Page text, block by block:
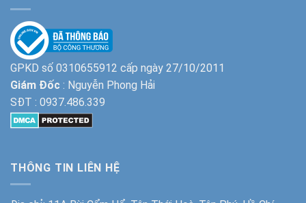
GPKD số 0310655912 cấp ngày 27/10/2011
Giám Đốc : Nguyễn Phong Hải
SĐT : 0937.486.339
THÔNG TIN LIÊN HỆ